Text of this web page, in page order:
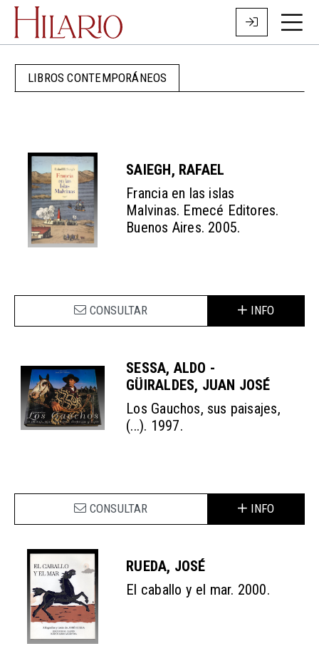
LIBROS CONTEMPORÁNEOS
SAIEGH, RAFAEL
Francia en las islas
Malvinas. Emecé Editores.
Buenos Aires. 2005.
CONSULTAR INFO
SESSA, ALDO -
GÜIRALDES, JUAN JOSÉ
Los Gauchos, sus paisajes,
(...). 1997.
CONSULTAR INFO
RUEDA, JOSÉ
El caballo y el mar. 2000.